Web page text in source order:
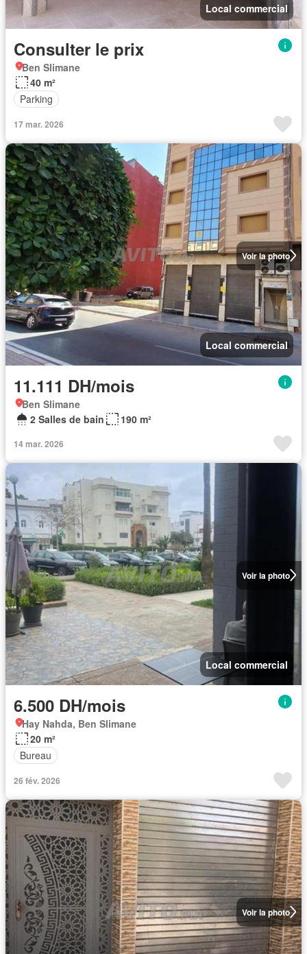
Local commercial
Consulter le prix
Ben Slimane
40 m²
Parking
17 mar. 2026
Voir la photo
Local commercial
11.111 DH/mois
Ben Slimane
2 Salles de bain
190 m²
14 mar. 2026
Voir la photo
Local commercial
6.500 DH/mois
Hay Nahda, Ben Slimane
20 m²
Bureau
26 fév. 2026
Voir la photo